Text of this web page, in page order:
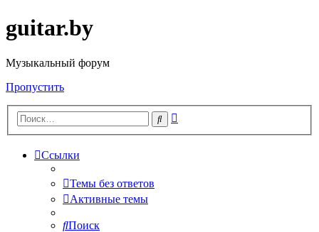
guitar.by
Музыкальный форум
Пропустить
Поиск
Ссылки
Темы без ответов
Активные темы
Поиск